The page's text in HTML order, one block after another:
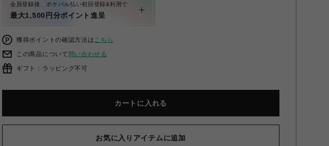
会員登録後、ポケパル払い初回登録&利用で
最大1,500円分ポイント進呈
獲得ポイントの確認方法はこちら
この商品について 問い合わせる
ギフト：ラッピング不可
カートに入れる
お気に入りアイテムに追加